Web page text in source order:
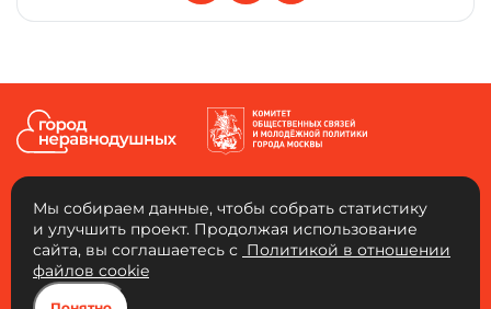
АНО «Город неравнодушных»
Юридический адрес: 109456, г. Москва, 4-й Вешняковский проезд, д. 1, к. 1,
ком. 103. ОГРН: 1217700334653 ИНН: 9721136325 КПП: 772101001
Мы собираем данные, чтобы собрать статистику
и улучшить проект. Продолжая использование
сайта, вы соглашаетесь с Политикой в отношении
файлов cookie